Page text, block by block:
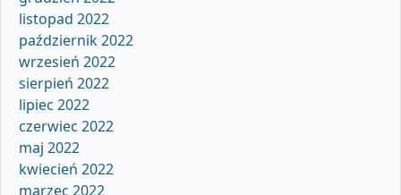
listopad 2022
październik 2022
wrzesień 2022
sierpień 2022
lipiec 2022
czerwiec 2022
maj 2022
kwiecień 2022
marzec 2022